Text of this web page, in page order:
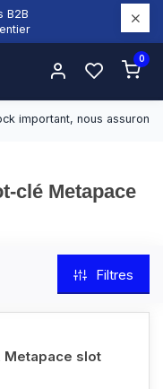
B2B
0
important, nous
clé Metapace
Filtres
Metapace slot